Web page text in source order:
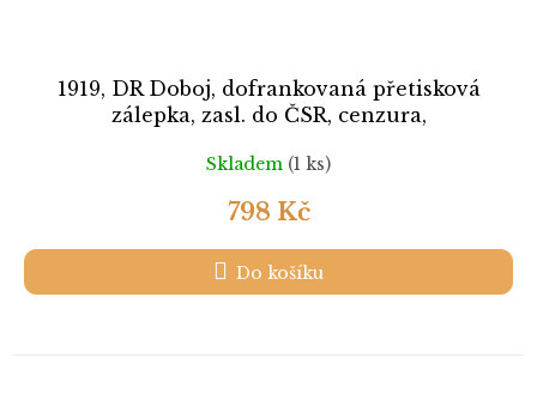
1919, DR Doboj, dofrankovaná přetisková
zálepka, zasl. do ČSR, cenzura,
Skladem (1 ks)
798 Kč
Do košíku